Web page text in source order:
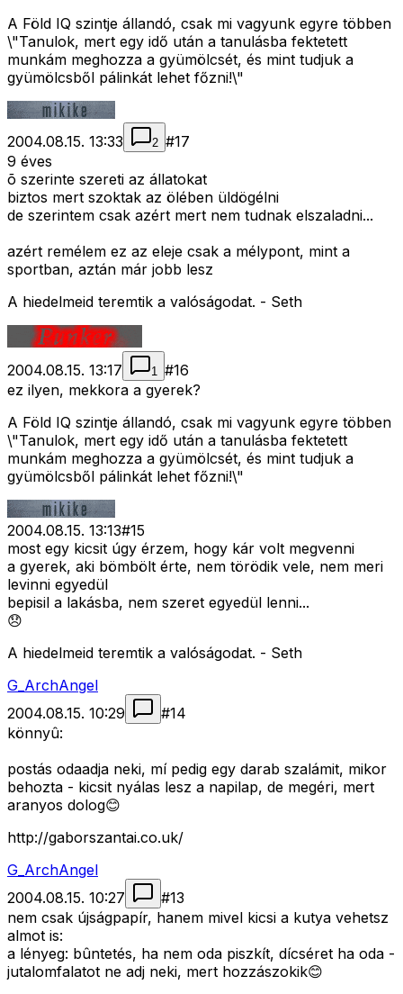
A Föld IQ szintje állandó, csak mi vagyunk egyre többen
\"Tanulok, mert egy idő után a tanulásba fektetett
munkám meghozza a gyümölcsét, és mint tudjuk a
gyümölcsből pálinkát lehet főzni!\"
2004.08.15. 13:33 2 #17
9 éves
õ szerinte szereti az állatokat
biztos mert szoktak az ölében üldögélni
de szerintem csak azért mert nem tudnak elszaladni...
azért remélem ez az eleje csak a mélypont, mint a
sportban, aztán már jobb lesz
A hiedelmeid teremtik a valóságodat. - Seth
2004.08.15. 13:17 1 #16
ez ilyen, mekkora a gyerek?
A Föld IQ szintje állandó, csak mi vagyunk egyre többen
\"Tanulok, mert egy idő után a tanulásba fektetett
munkám meghozza a gyümölcsét, és mint tudjuk a
gyümölcsből pálinkát lehet főzni!\"
2004.08.15. 13:13#15
most egy kicsit úgy érzem, hogy kár volt megvenni
a gyerek, aki bömbölt érte, nem törödik vele, nem meri
levinni egyedül
bepisil a lakásba, nem szeret egyedül lenni...
😞
A hiedelmeid teremtik a valóságodat. - Seth
G_ArchAngel
2004.08.15. 10:29
#14
könnyû:
postás odaadja neki, mí pedig egy darab szalámit, mikor
behozta - kicsit nyálas lesz a napilap, de megéri, mert
aranyos dolog😊
http://gaborszantai.co.uk/
G_ArchAngel
2004.08.15. 10:27
#13
nem csak újságpapír, hanem mivel kicsi a kutya vehetsz
almot is:
a lényeg: bûntetés, ha nem oda piszkít, dícséret ha oda -
jutalomfalatot ne adj neki, mert hozzászokik😊